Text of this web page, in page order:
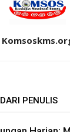
DARI PENULIS